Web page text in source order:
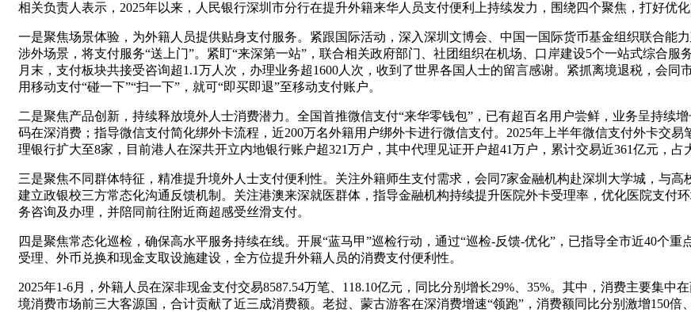
相关负责人表示，2025年以来，人民银行深圳市分行在提升外籍来华人员支付便利上持续发力，围绕四个聚焦，打好优化
一是聚焦场景体验，为外籍人员提供贴身支付服务。紧跟国际活动，深入深圳文博会、中国一国际货币基金组织联合能
涉外场景，将支付服务“送上门”。紧盯“来深第一站”，联合相关政府部门、社团组织在机场、口岸建设5个一站式综合
月末，支付板块共接受咨询超1.1万人次，办理业务超1600人次，收到了世界各国人士的留言感谢。紧抓离境退税，会
用移动支付“碰一下”“扫一下”，就可“即买即退”至移动支付账户。
二是聚焦产品创新，持续释放境外人士消费潜力。全国首推微信支付“来华零钱包”，已有超百名用户尝鲜，业务呈持续
码在深消费；指导微信支付简化绑外卡流程，近200万名外籍用户绑外卡进行微信支付。2025年上半年微信支付外卡交
理银行扩大至8家，目前港人在深共开立内地银行账户超321万户，其中代理见证开户超41万户，累计交易近361亿元，占
三是聚焦不同群体特征，精准提升境外人士支付便利性。关注外籍师生支付需求，会同7家金融机构赴深圳大学城，与
建立政银校三方常态化沟通反馈机制。关注港澳来深就医群体，指导金融机构持续提升医院外卡受理率，优化医院支付
务咨询及办理，并陪同前往附近商超感受丝滑支付。
四是聚焦常态化巡检，确保高水平服务持续在线。开展“蓝马甲”巡检行动，通过“巡检-反馈-优化”，已指导全市近40个
受理、外币兑换和现金支取设施建设，全方位提升外籍人员的消费支付便利性。
2025年1-6月，外籍人员在深非现金支付交易8587.54万笔、118.10亿元，同比分别增长29%、35%。其中，消费主要集
境消费市场前三大客源国，合计贡献了近三成消费额。老挝、蒙古游客在深消费增速“领跑”，消费额同比分别激增150倍、